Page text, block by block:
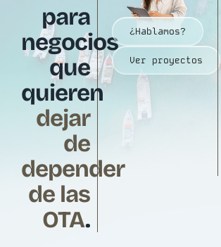
para
negocios
que
quieren
dejar
de
depender
de las
OTA.
¿Hablamos?
Ver proyectos